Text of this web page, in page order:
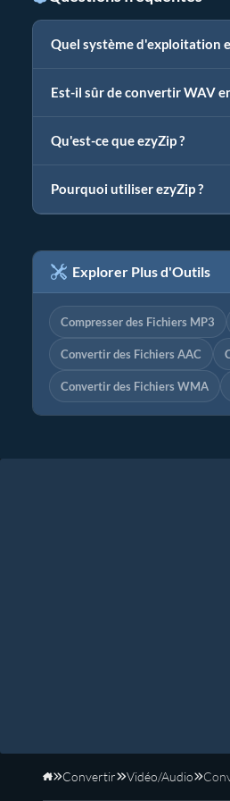
Quel système d'exploitation
Est-il sûr de convertir WAV
Qu'est-ce que ezyZip ?
Pourquoi utiliser ezyZip ?
Explorer Plus d'Outils
Compresser des Fichiers MP3
Convertir des Fichiers AAC
Convertir des Fichiers WMA
Accueil
Convertir Vidéo/Audio